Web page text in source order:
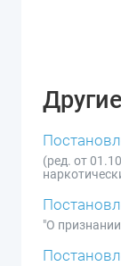
(ред. от
"О